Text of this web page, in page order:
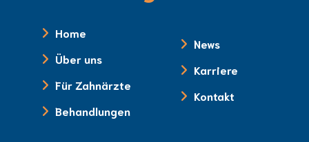
Home
Über uns
Für Zahnärzte
Behandlungen
News
Karriere
Kontakt